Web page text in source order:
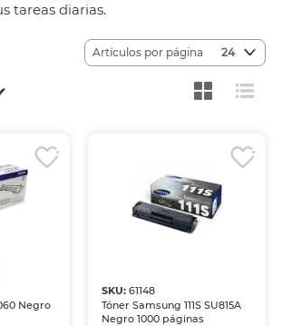
tareas diarias.
Artículos por página 24
Negro
SKU: 61148
Tóner Samsung 111S SU815A
Negro 1000 páginas